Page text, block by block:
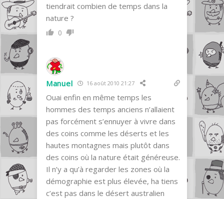
tiendrait combien de temps dans la
nature ?
0
Manuel 16 août 2010 21:27
Ouai enfin en même temps les
hommes des temps anciens n’allaient
pas forcément s’ennuyer à vivre dans
des coins comme les déserts et les
hautes montagnes mais plutôt dans
des coins où la nature était généreuse.
Il n’y a qu’à regarder les zones où la
démographie est plus élevée, ha tiens
c’est pas dans le désert australien